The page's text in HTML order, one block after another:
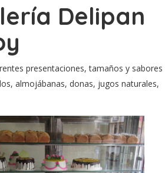
Delipan
presentaciones, tamaños y sabores
almojábanas, donas, jugos naturales,